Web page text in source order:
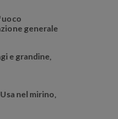
generale
e grandine,
nel mirino,